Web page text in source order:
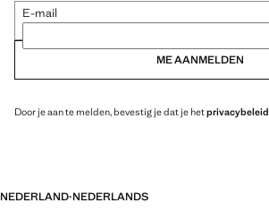
E-mail
ME AANMELDEN
Door je aan te melden, bevestig je dat je hetprivacybeleid
NEDERLAND·NEDERLANDS